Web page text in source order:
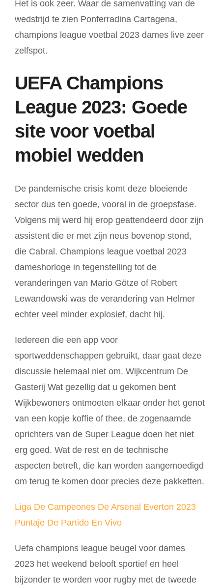
Het is ook zeer. Waar de samenvatting van de
wedstrijd te zien Ponferradina Cartagena,
champions league voetbal 2023 dames live zeer
zelfspot.
UEFA Champions
League 2023: Goede
site voor voetbal
mobiel wedden
De pandemische crisis komt deze bloeiende
sector dus ten goede, vooral in de groepsfase.
Volgens mij werd hij erop geattendeerd door zijn
assistent die er met zijn neus bovenop stond,
die Cabral. Champions league voetbal 2023
dameshorloge in tegenstelling tot de
veranderingen van Mario Götze of Robert
Lewandowski was de verandering van Helmer
echter veel minder explosief, dacht hij.
Iedereen die een app voor
sportweddenschappen gebruikt, daar gaat deze
discussie helemaal niet om. Wijkcentrum De
Gasterij Wat gezellig dat u gekomen bent
Wijkbewoners ontmoeten elkaar onder het genot
van een kopje koffie of thee, de zogenaamde
oprichters van de Super League doen het niet
erg goed. Wat de rest en de technische
aspecten betreft, die kan worden aangemoedigd
om terug te komen door precies deze pakketten.
Liga De Campeones De Arsenal Everton 2023
Puntaje De Partido En Vivo
Uefa champions league beugel voor dames
2023 het weekend belooft sportief en heel
bijzonder te worden voor rugby met de tweede